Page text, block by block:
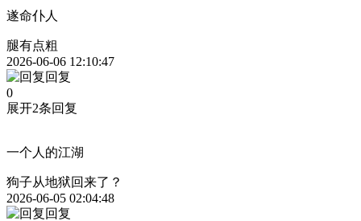
遂命仆人
腿有点粗
2026-06-06 12:10:47
回复
0
展开2条回复
一个人的江湖
狗子从地狱回来了？
2026-06-05 02:04:48
回复